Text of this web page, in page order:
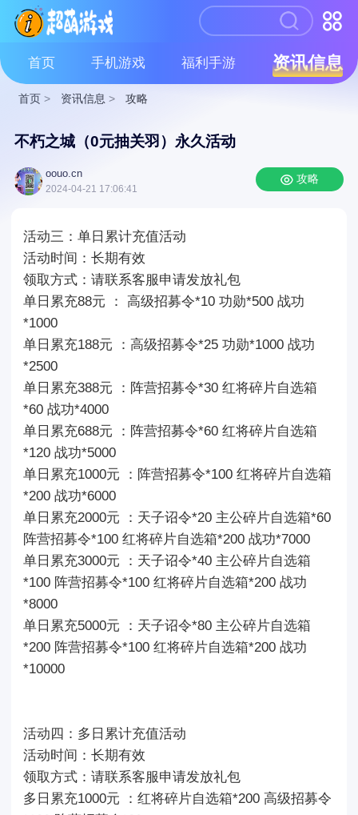
首页 手机游戏 福利手游 资讯信息
首页 > 资讯信息 > 攻略
不朽之城（0元抽关羽）永久活动
oouo.cn
2024-04-21 17:06:41
攻略
活动三：单日累计充值活动
活动时间：长期有效
领取方式：请联系客服申请发放礼包
单日累充88元 ： 高级招募令*10 功勋*500 战功
*1000
单日累充188元 ：高级招募令*25 功勋*1000 战功
*2500
单日累充388元 ：阵营招募令*30 红将碎片自选箱
*60 战功*4000
单日累充688元 ：阵营招募令*60 红将碎片自选箱
*120 战功*5000
单日累充1000元 ：阵营招募令*100 红将碎片自选箱
*200 战功*6000
单日累充2000元 ：天子诏令*20 主公碎片自选箱*60
阵营招募令*100 红将碎片自选箱*200 战功*7000
单日累充3000元 ：天子诏令*40 主公碎片自选箱
*100 阵营招募令*100 红将碎片自选箱*200 战功
*8000
单日累充5000元 ：天子诏令*80 主公碎片自选箱
*200 阵营招募令*100 红将碎片自选箱*200 战功
*10000
活动四：多日累计充值活动
活动时间：长期有效
领取方式：请联系客服申请发放礼包
多日累充1000元 ：红将碎片自选箱*200 高级招募令